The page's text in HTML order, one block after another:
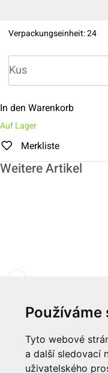
Tyto webové
a další sledovací
uživatelského
Verpackungseinheit:24
In den Warenkorb
Auf Lager
Merkliste
Weitere Artikel
3-in-1
Zum Artikel